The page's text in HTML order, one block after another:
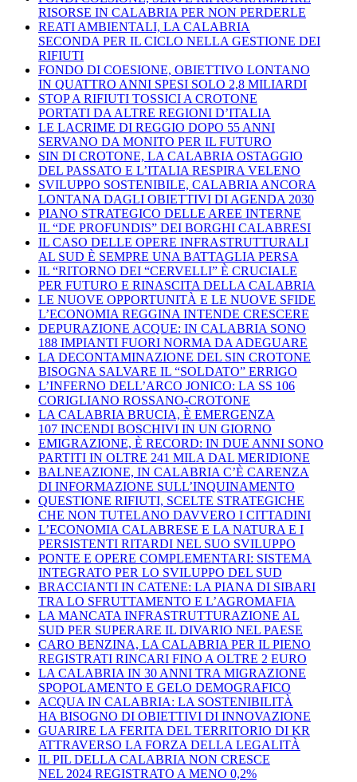
RISORSE IN CALABRIA PER NON PERDERLE
REATI AMBIENTALI, LA CALABRIA
SECONDA PER IL CICLO NELLA GESTIONE DEI
RIFIUTI
FONDO DI COESIONE, OBIETTIVO LONTANO
IN QUATTRO ANNI SPESI SOLO 2,8 MILIARDI
STOP A RIFIUTI TOSSICI A CROTONE
PORTATI DA ALTRE REGIONI D’ITALIA
LE LACRIME DI REGGIO DOPO 55 ANNI
SERVANO DA MONITO PER IL FUTURO
SIN DI CROTONE, LA CALABRIA OSTAGGIO
DEL PASSATO E L’ITALIA RESPIRA VELENO
SVILUPPO SOSTENIBILE, CALABRIA ANCORA
LONTANA DAGLI OBIETTIVI DI AGENDA 2030
PIANO STRATEGICO DELLE AREE INTERNE
IL “DE PROFUNDIS” DEI BORGHI CALABRESI
IL CASO DELLE OPERE INFRASTRUTTURALI
AL SUD È SEMPRE UNA BATTAGLIA PERSA
IL “RITORNO DEI “CERVELLI” È CRUCIALE
PER FUTURO E RINASCITA DELLA CALABRIA
LE NUOVE OPPORTUNITÀ E LE NUOVE SFIDE
L’ECONOMIA REGGINA INTENDE CRESCERE
DEPURAZIONE ACQUE: IN CALABRIA SONO
188 IMPIANTI FUORI NORMA DA ADEGUARE
LA DECONTAMINAZIONE DEL SIN CROTONE
BISOGNA SALVARE IL “SOLDATO” ERRIGO
L’INFERNO DELL’ARCO JONICO: LA SS 106
CORIGLIANO ROSSANO-CROTONE
LA CALABRIA BRUCIA, È EMERGENZA
107 INCENDI BOSCHIVI IN UN GIORNO
EMIGRAZIONE, È RECORD: IN DUE ANNI SONO
PARTITI IN OLTRE 241 MILA DAL MERIDIONE
BALNEAZIONE, IN CALABRIA C’È CARENZA
DI INFORMAZIONE SULL’INQUINAMENTO
QUESTIONE RIFIUTI, SCELTE STRATEGICHE
CHE NON TUTELANO DAVVERO I CITTADINI
L’ECONOMIA CALABRESE E LA NATURA E I
PERSISTENTI RITARDI NEL SUO SVILUPPO
PONTE E OPERE COMPLEMENTARI: SISTEMA
INTEGRATO PER LO SVILUPPO DEL SUD
BRACCIANTI IN CATENE: LA PIANA DI SIBARI
TRA LO SFRUTTAMENTO E L’AGROMAFIA
LA MANCATA INFRASTRUTTURAZIONE AL
SUD PER SUPERARE IL DIVARIO NEL PAESE
CARO BENZINA, LA CALABRIA PER IL PIENO
REGISTRATI RINCARI FINO A OLTRE 2 EURO
LA CALABRIA IN 30 ANNI TRA MIGRAZIONE
SPOPOLAMENTO E GELO DEMOGRAFICO
ACQUA IN CALABRIA: LA SOSTENIBILITÀ
HA BISOGNO DI OBIETTIVI DI INNOVAZIONE
GUARIRE LA FERITA DEL TERRITORIO DI KR
ATTRAVERSO LA FORZA DELLA LEGALITÀ
IL PIL DELLA CALABRIA NON CRESCE
NEL 2024 REGISTRATO A MENO 0,2%